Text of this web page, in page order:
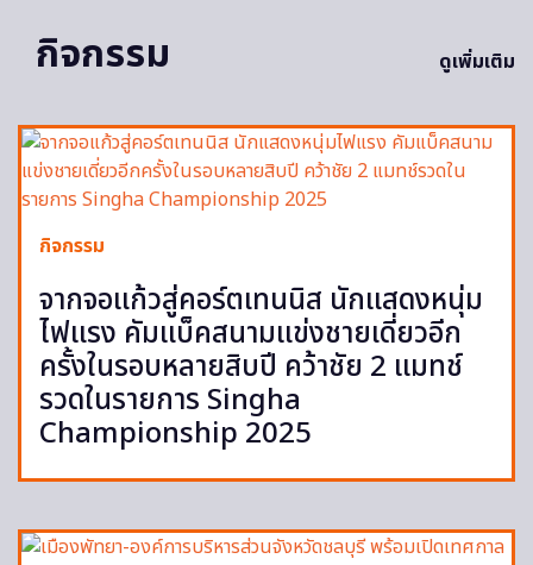
กิจกรรม ดูเพิ่มเติม
กิจกรรม
จากจอแก้วสู่คอร์ตเทนนิส นักแสดงหนุ่ม
ไฟแรง คัมแบ็คสนามแข่งชายเดี่ยวอีก
ครั้งในรอบหลายสิบปี คว้าชัย 2 แมทช์
รวดในรายการ Singha
Championship 2025